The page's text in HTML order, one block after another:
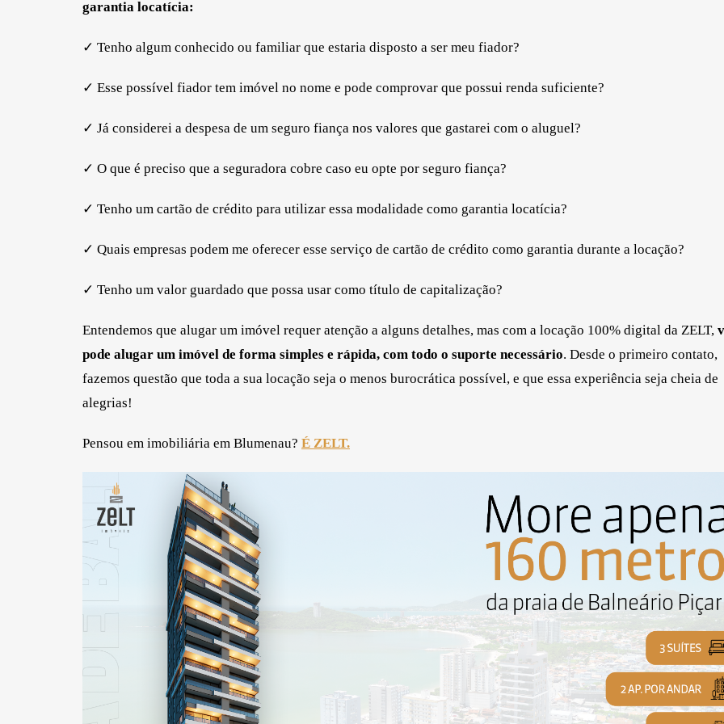
garantia locatícia:
✓ Tenho algum conhecido ou familiar que estaria disposto a ser meu fiador?
✓ Esse possível fiador tem imóvel no nome e pode comprovar que possui renda suficiente?
✓ Já considerei a despesa de um seguro fiança nos valores que gastarei com o aluguel?
✓ O que é preciso que a seguradora cobre caso eu opte por seguro fiança?
✓ Tenho um cartão de crédito para utilizar essa modalidade como garantia locatícia?
✓ Quais empresas podem me oferecer esse serviço de cartão de crédito como garantia durante a locação?
✓ Tenho um valor guardado que possa usar como título de capitalização?
Entendemos que alugar um imóvel requer atenção a alguns detalhes, mas com a locação 100% digital da ZELT,
pode alugar um imóvel de forma simples e rápida, com todo o suporte necessário. Desde o primeiro contato,
fazemos questão que toda a sua locação seja o menos burocrática possível, e que essa experiência seja cheia de
alegrias!
Pensou em imobiliária em Blumenau? É ZELT.